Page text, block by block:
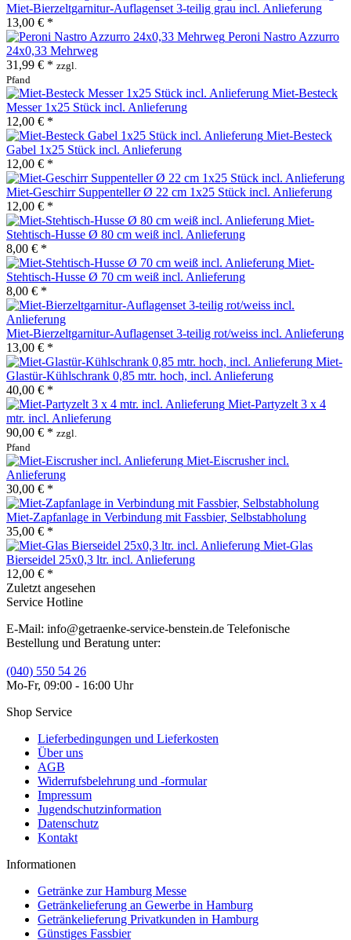
Miet-Bierzeltgarnitur-Auflagenset 3-teilig grau incl. Anlieferung
13,00 € *
Peroni Nastro Azzurro
24x0,33 Mehrweg
31,99 € * zzgl.
Pfand
Miet-Besteck
Messer 1x25 Stück incl. Anlieferung
12,00 € *
Miet-Besteck
Gabel 1x25 Stück incl. Anlieferung
12,00 € *
Miet-Geschirr Suppenteller Ø 22 cm 1x25 Stück incl. Anlieferung
12,00 € *
Miet-
Stehtisch-Husse Ø 80 cm weiß incl. Anlieferung
8,00 € *
Miet-
Stehtisch-Husse Ø 70 cm weiß incl. Anlieferung
8,00 € *
Miet-Bierzeltgarnitur-Auflagenset 3-teilig rot/weiss incl. Anlieferung
13,00 € *
Miet-
Glastür-Kühlschrank 0,85 mtr. hoch, incl. Anlieferung
40,00 € *
Miet-Partyzelt 3 x 4
mtr. incl. Anlieferung
90,00 € * zzgl.
Pfand
Miet-Eiscrusher incl.
Anlieferung
30,00 € *
Miet-Zapfanlage in Verbindung mit Fassbier, Selbstabholung
35,00 € *
Miet-Glas
Bierseidel 25x0,3 ltr. incl. Anlieferung
12,00 € *
Zuletzt angesehen
Service Hotline
E-Mail: info@getraenke-service-benstein.de Telefonische
Bestellung und Beratung unter:
(040) 550 54 26
Mo-Fr, 09:00 - 16:00 Uhr
Shop Service
Lieferbedingungen und Lieferkosten
Über uns
AGB
Widerrufsbelehrung und -formular
Impressum
Jugendschutzinformation
Datenschutz
Kontakt
Informationen
Getränke zur Hamburg Messe
Getränkelieferung an Gewerbe in Hamburg
Getränkelieferung Privatkunden in Hamburg
Günstiges Fassbier